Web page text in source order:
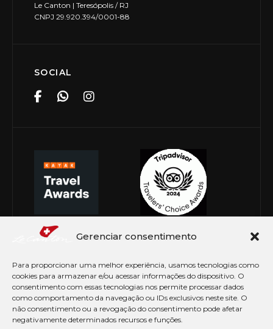
Gerenciar consentimento
Para proporcionar uma melhor experiência, usamos tecnologias como
cookies para armazenar e/ou acessar informações do dispositivo. O
consentimento com essas tecnologias nos permite processar dados
como comportamento da navegação ou IDs exclusivos neste site. O
não consentimento ou a revogação do consentimento pode afetar
negativamente determinados recursos e funções.
Le Canton | Teresópolis / RJ
CNPJ 29.920.394/0001-88
SOCIAL
© Copyright 2026 Le Canton. Todos os direitos